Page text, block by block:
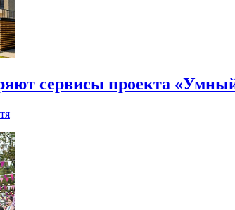
сервисы проекта